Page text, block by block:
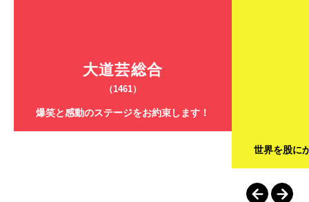
大道芸総合
（1461）
爆笑と感動のステージをお約束します！
世界を股に